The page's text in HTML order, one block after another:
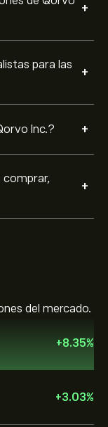
+
para las
+
Inc.? +
comprar,
+
del mercado.
+8.35%
+3.03%